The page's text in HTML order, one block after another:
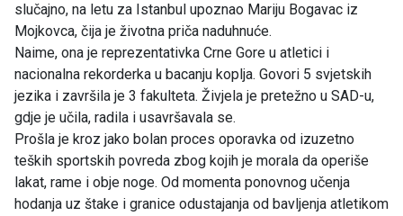
slučajno, na letu za Istanbul upoznao Mariju Bogavac iz
Mojkovca, čija je životna priča naduhnuće.
Naime, ona je reprezentativka Crne Gore u atletici i
nacionalna rekorderka u bacanju koplja. Govori 5 svjetskih
jezika i završila je 3 fakulteta. Živjela je pretežno u SAD-u,
gdje je učila, radila i usavršavala se.
Prošla je kroz jako bolan proces oporavka od izuzetno
teških sportskih povreda zbog kojih je morala da operiše
lakat, rame i obje noge. Od momenta ponovnog učenja
hodanja uz štake i granice odustajanja od bavljenja atletikom